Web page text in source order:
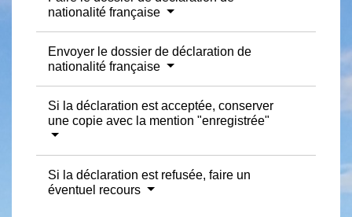
nationalité française
Envoyer le dossier de déclaration de
nationalité française
Si la déclaration est acceptée, conserver
une copie avec la mention "enregistrée"
Si la déclaration est refusée, faire un
éventuel recours